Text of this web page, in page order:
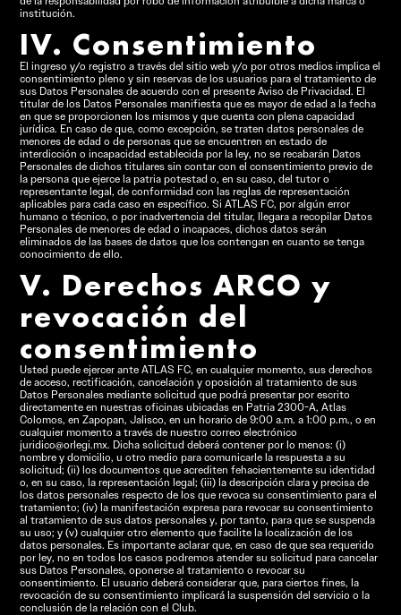
institución.
IV. Consentimiento
El ingreso y/o registro a través del sitio web y/o por otros medios implica el
consentimiento pleno y sin reservas de los usuarios para el tratamiento de
sus Datos Personales de acuerdo con el presente Aviso de Privacidad. El
titular de los Datos Personales manifiesta que es mayor de edad a la fecha
en que se proporcionen los mismos y que cuenta con plena capacidad
jurídica. En caso de que, como excepción, se traten datos personales de
menores de edad o de personas que se encuentren en estado de
interdicción o incapacidad establecida por la ley, no se recabarán Datos
Personales de dichos titulares sin contar con el consentimiento previo de
la persona que ejerce la patria potestad o, en su caso, del tutor o
representante legal, de conformidad con las reglas de representación
aplicables para cada caso en específico. Si ATLAS FC, por algún error
humano o técnico, o por inadvertencia del titular, llegara a recopilar Datos
Personales de menores de edad o incapaces, dichos datos serán
eliminados de las bases de datos que los contengan en cuanto se tenga
conocimiento de ello.
V. Derechos ARCO y
revocación del
consentimiento
Usted puede ejercer ante ATLAS FC, en cualquier momento, sus derechos
de acceso, rectificación, cancelación y oposición al tratamiento de sus
Datos Personales mediante solicitud que podrá presentar por escrito
directamente en nuestras oficinas ubicadas en Patria 2300-A, Atlas
Colomos, en Zapopan, Jalisco, en un horario de 9:00 a.m. a 1:00 p.m., o en
cualquier momento a través de nuestro correo electrónico
juridico@orlegi.mx. Dicha solicitud deberá contener por lo menos: (i)
nombre y domicilio, u otro medio para comunicarle la respuesta a su
solicitud; (ii) los documentos que acrediten fehacientemente su identidad
o, en su caso, la representación legal; (iii) la descripción clara y precisa de
los datos personales respecto de los que revoca su consentimiento para el
tratamiento; (iv) la manifestación expresa para revocar su consentimiento
al tratamiento de sus datos personales y, por tanto, para que se suspenda
su uso; y (v) cualquier otro elemento que facilite la localización de los
datos personales. Es importante aclarar que, en caso de que sea requerido
por ley, no en todos los casos podremos atender su solicitud para cancelar
sus Datos Personales, oponerse al tratamiento o revocar su
consentimiento. El usuario deberá considerar que, para ciertos fines, la
revocación de su consentimiento implicará la suspensión del servicio o la
conclusión de la relación con el Club.